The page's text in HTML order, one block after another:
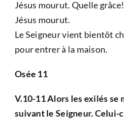
Jésus mourut. Quelle
Jésus mourut.
Le Seigneur vient bientôt
pour entrer à la maison.
Osée 11
V.10-11 Alors les exilés
suivant le Seigneur. Celui-